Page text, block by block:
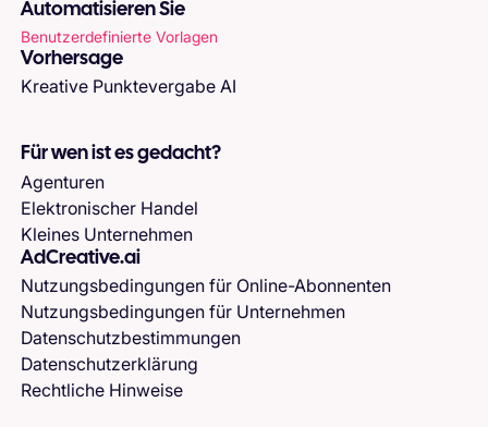
Automatisieren Sie
Benutzerdefinierte Vorlagen
Vorhersage
Kreative Punktevergabe AI
Für wen ist es gedacht?
Agenturen
Elektronischer Handel
Kleines Unternehmen
AdCreative.ai
Nutzungsbedingungen für Online-Abonnenten
Nutzungsbedingungen für Unternehmen
Datenschutzbestimmungen
Datenschutzerklärung
Rechtliche Hinweise